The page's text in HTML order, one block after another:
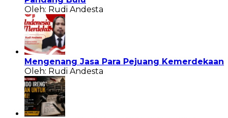
Oleh: Rudi Andesta
Mengenang Jasa Para Pejuang Kemerdekaan
Oleh: Rudi Andesta